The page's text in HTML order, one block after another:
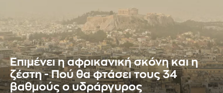
Επιμένει η αφρικανική σκόνη και η
ζέστη - Πού θα φτάσει τους 34
βαθμούς ο υδράργυρος